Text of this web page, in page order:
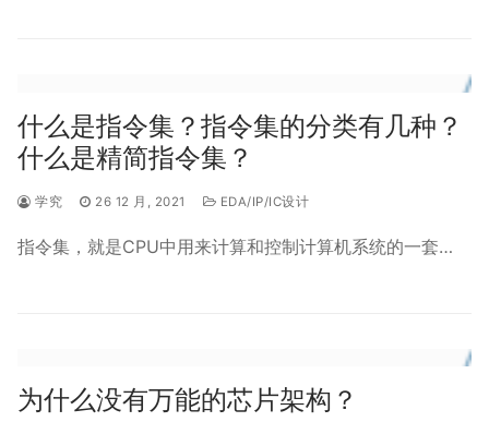
什么是指令集？指令集的分类有几种？
什么是精简指令集？
学究 26 12 月, 2021 EDA/IP/IC设计
指令集，就是CPU中用来计算和控制计算机系统的一套…
为什么没有万能的芯片架构？